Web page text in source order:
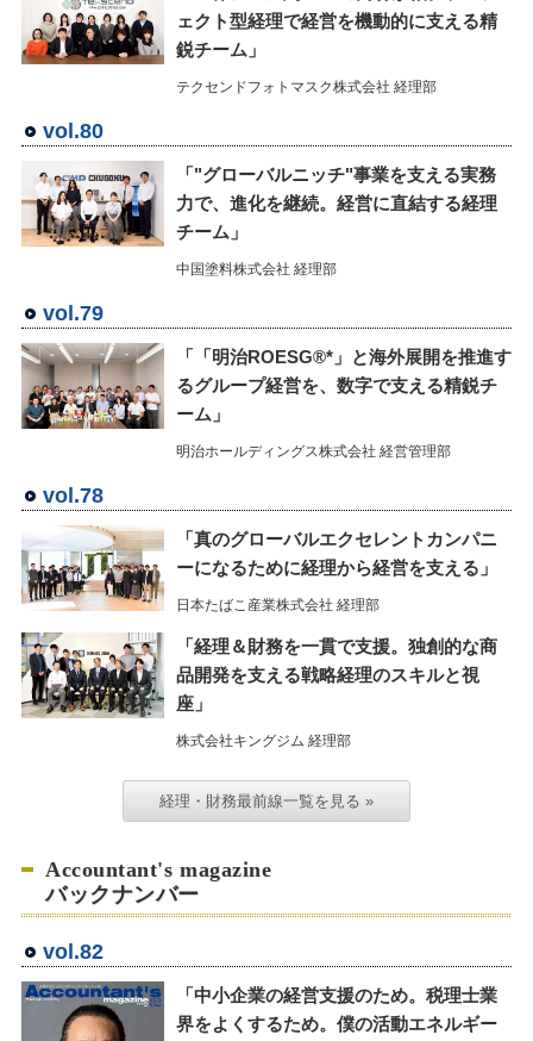
ェクト型経理で経営を機動的に支える精
鋭チーム」
テクセンドフォトマスク株式会社 経理部
vol.80
「"グローバルニッチ"事業を支える実務
力で、進化を継続。経営に直結する経理
チーム」
中国塗料株式会社 経理部
vol.79
「「明治ROESG®*」と海外展開を推進す
るグループ経営を、数字で支える精鋭チ
ーム」
明治ホールディングス株式会社 経営管理部
vol.78
「真のグローバルエクセレントカンパニ
ーになるために経理から経営を支える」
日本たばこ産業株式会社 経理部
「経理＆財務を一貫で支援。独創的な商
品開発を支える戦略経理のスキルと視
座」
株式会社キングジム 経理部
経理・財務最前線一覧を見る »
Accountant's magazine
バックナンバー
vol.82
「中小企業の経営支援のため。税理士業
界をよくするため。僕の活動エネルギー